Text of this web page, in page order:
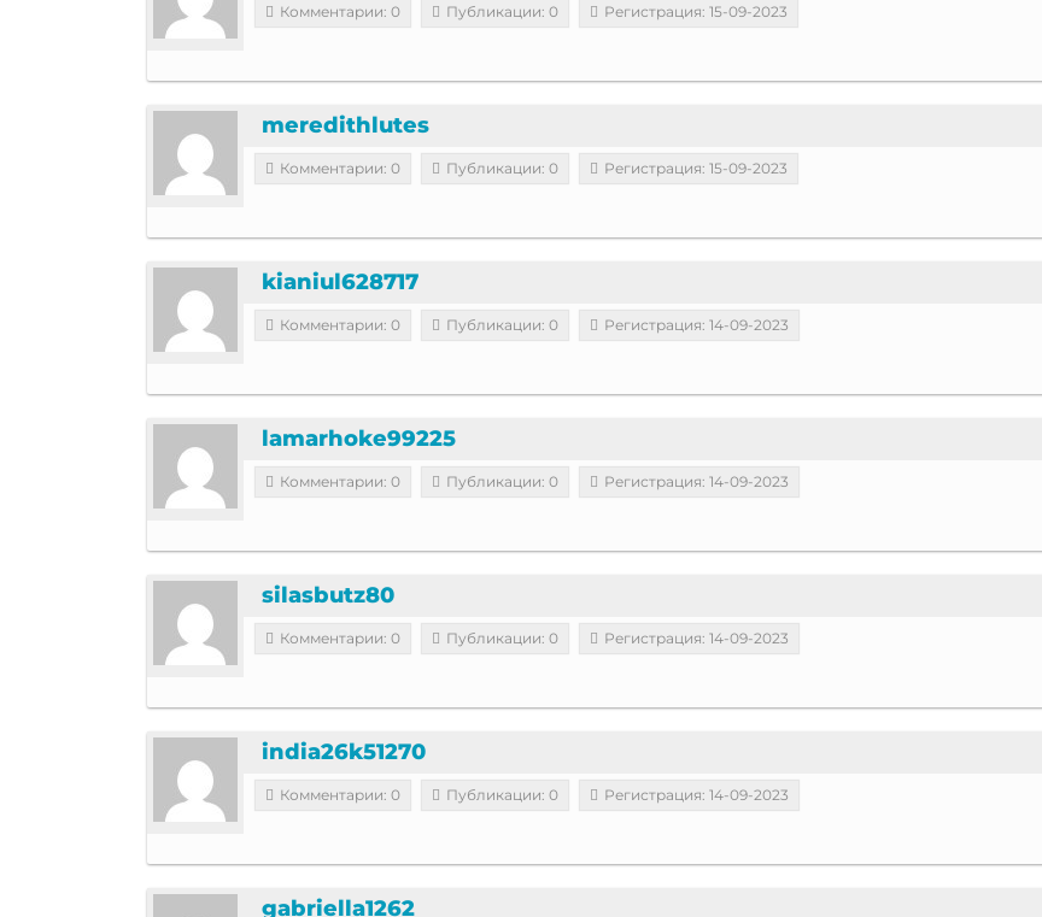
Комментарии: 0 Публикации: 0 Регистрация: 15-09-2023
meredithlutes
Комментарии: 0 Публикации: 0 Регистрация: 15-09-2023
kianiul628717
Комментарии: 0 Публикации: 0 Регистрация: 14-09-2023
lamarhoke99225
Комментарии: 0 Публикации: 0 Регистрация: 14-09-2023
silasbutz80
Комментарии: 0 Публикации: 0 Регистрация: 14-09-2023
india26k51270
Комментарии: 0 Публикации: 0 Регистрация: 14-09-2023
gabriella1262